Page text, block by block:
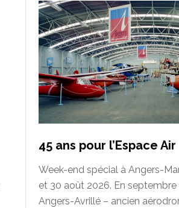
45 ans pour l’Espace
Week-end spécial à Angers-
et 30 août 2026. En septembre
Angers-Avrillé – ancien